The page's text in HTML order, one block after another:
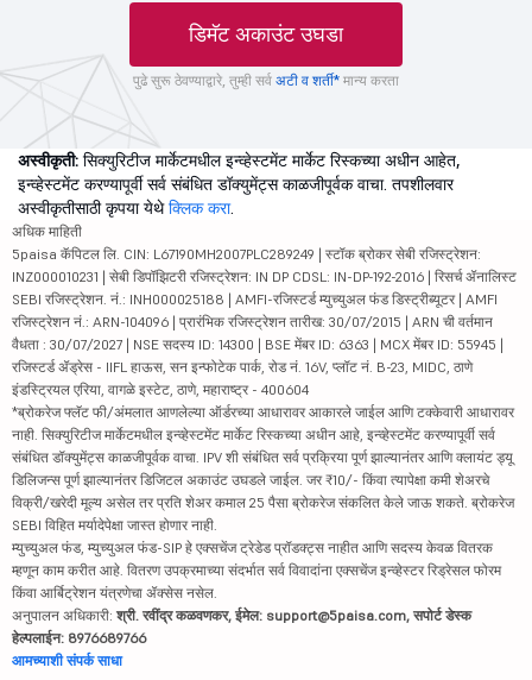
डिमॅट अकाउंट उघडा
पुढे सुरू ठेवण्याद्वारे, तुम्ही सर्व अटी व शर्ती* मान्य करता
अस्वीकृती: सिक्युरिटीज मार्केटमधील इन्व्हेस्टमेंट मार्केट रिस्कच्या अधीन आहेत,
इन्व्हेस्टमेंट करण्यापूर्वी सर्व संबंधित डॉक्युमेंट्स काळजीपूर्वक वाचा. तपशीलवार
अस्वीकृतीसाठी कृपया येथेक्लिक करा.
अधिक माहिती
5paisa कॅपिटल लि. CIN: L67190MH2007PLC289249 | स्टॉक ब्रोकर सेबी रजिस्ट्रेशन:
INZ000010231 | सेबी डिपॉझिटरी रजिस्ट्रेशन: IN DP CDSL: IN-DP-192-2016 | रिसर्च ॲनालिस्ट
SEBI रजिस्ट्रेशन. नं.: INH000025188 | AMFI-रजिस्टर्ड म्युच्युअल फंड डिस्ट्रीब्यूटर | AMFI
रजिस्ट्रेशन नं.: ARN-104096 | प्रारंभिक रजिस्ट्रेशन तारीख: 30/07/2015 | ARN ची वर्तमान
वैधता : 30/07/2027 | NSE सदस्य ID: 14300 | BSE मेंबर ID: 6363 | MCX मेंबर ID: 55945 |
रजिस्टर्ड ॲड्रेस - IIFL हाऊस, सन इन्फोटेक पार्क, रोड नं. 16V, प्लॉट नं. B-23, MIDC, ठाणे
इंडस्ट्रियल एरिया, वागळे इस्टेट, ठाणे, महाराष्ट्र - 400604
*ब्रोकरेज फ्लॅट फी/अंमलात आणलेल्या ऑर्डरच्या आधारावर आकारले जाईल आणि टक्केवारी आधारावर
नाही. सिक्युरिटीज मार्केटमधील इन्व्हेस्टमेंट मार्केट रिस्कच्या अधीन आहे, इन्व्हेस्टमेंट करण्यापूर्वी सर्व
संबंधित डॉक्युमेंट्स काळजीपूर्वक वाचा. IPV शी संबंधित सर्व प्रक्रिया पूर्ण झाल्यानंतर आणि क्लायंट ड्यू
डिलिजन्स पूर्ण झाल्यानंतर डिजिटल अकाउंट उघडले जाईल. जर ₹10/- किंवा त्यापेक्षा कमी शेअरचे
विक्री/खरेदी मूल्य असेल तर प्रति शेअर कमाल 25 पैसा ब्रोकरेज संकलित केले जाऊ शकते. ब्रोकरेज
SEBI विहित मर्यादेपेक्षा जास्त होणार नाही.
म्युच्युअल फंड, म्युच्युअल फंड-SIP हे एक्सचेंज ट्रेडेड प्रॉडक्ट्स नाहीत आणि सदस्य केवळ वितरक
म्हणून काम करीत आहे. वितरण उपक्रमाच्या संदर्भात सर्व विवादांना एक्सचेंज इन्व्हेस्टर रिड्रेसल फोरम
किंवा आर्बिट्रेशन यंत्रणेचा ॲक्सेस नसेल.
अनुपालन अधिकारी: श्री. रवींद्र कळवणकर, ईमेल: support@5paisa.com, सपोर्ट डेस्क
हेल्पलाईन: 8976689766
आमच्याशी संपर्क साधा